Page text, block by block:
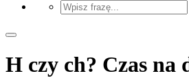
H czy ch? Czas na